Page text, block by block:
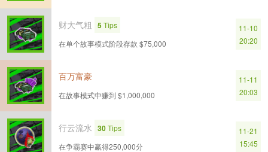
财大气粗 5Tips
在单个故事模式阶段存款 $75,000
11-10
20:20
百万富豪
在故事模式中赚到 $1,000,000
11-11
20:03
行云流水 30Tips
在争霸赛中赢得250,000分
11-21
15:45